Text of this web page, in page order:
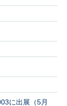
に出展（5月